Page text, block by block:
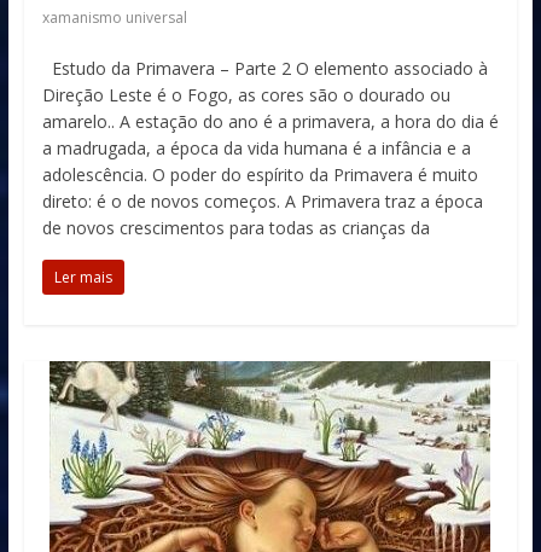
xamanismo universal
Estudo da Primavera – Parte 2 O elemento associado à
Direção Leste é o Fogo, as cores são o dourado ou
amarelo.. A estação do ano é a primavera, a hora do dia é
a madrugada, a época da vida humana é a infância e a
adolescência. O poder do espírito da Primavera é muito
direto: é o de novos começos. A Primavera traz a época
de novos crescimentos para todas as crianças da
Ler mais